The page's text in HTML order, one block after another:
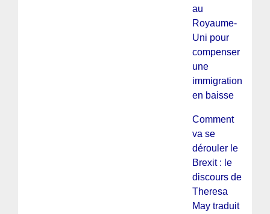
au
Royaume-
Uni pour
compenser
une
immigration
en baisse
Comment
va se
dérouler le
Brexit : le
discours de
Theresa
May traduit